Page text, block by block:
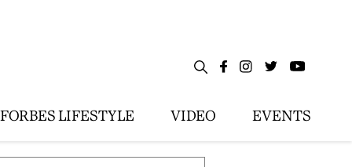
FORBES LIFESTYLE VIDEO EVENTS